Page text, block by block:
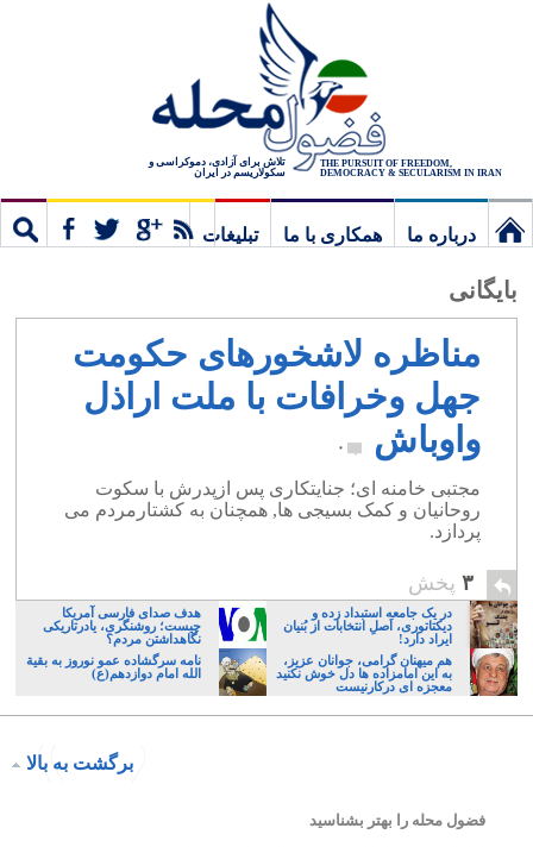
THE PURSUIT OF FREEDOM,
DEMOCRACY & SECULARISM IN IRAN
تلاش برای آزادی، دموکراسی و
سکولاریسم در ایران
درباره ما همکاری با ما
تبلیغات
بایگانی
مناظره لاشخورهای حکومت
جهل وخرافات با ملت اراذل
واوباش
۰
مجتبی خامنه ای؛ جنایتکاری پس ازپدرش با سکوت
روحانیان و کمک بسیجی ها, همچنان به کشتارمردم می
پردازد.
۳ پخش
در یک جامعه استبداد زده و
دیکتاتوری، اَصلِ انتخابات از بُنیان
ایراد دارد!
هدف صدای فارسی آمریکا
چیست؛ روشنگری، یادرتاریکی
نگاهداشتن مردم؟
هم میهنان گرامی، جوانان عزیز،
به این امامزاده ها دل خوش نکنید
معجزه ای درکارنیست
نامه سرگشاده عمو نوروز به بقیة
الله امام دوازدهم(ع)
برگشت به بالا
فضول محله را بهتر بشناسید